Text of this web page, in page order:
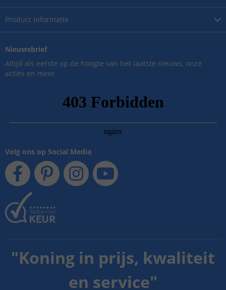
Product informatie
Nieuwsbrief
Altijd als eerste op de hoogte van het laatste nieuws, onze
acties en meer.
Volg ons op Social Media
"Koning in prijs, kwaliteit
en service"